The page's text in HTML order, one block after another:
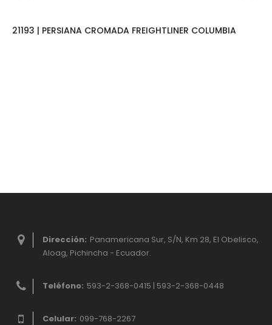
21193 | PERSIANA CROMADA FREIGHTLINER COLUMBIA
Dirección: Panamericana Sur, S/N, Km 28, El Obelisco,
Aloag, Pichincha - Ecuador.
Teléfono: 593-2-368-0415 | 593-2-368-0448
Celular: 099-768-2267